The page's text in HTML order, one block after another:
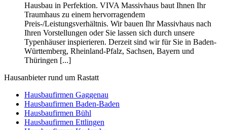
Hausbau in Perfektion. VIVA Massivhaus baut Ihnen Ihr
Traumhaus zu einem hervorragendem
Preis-/Leistungsverhältnis. Wir bauen Ihr Massivhaus nach
Ihren Vorstellungen oder Sie lassen sich durch unsere
Typenhäuser inspierieren. Derzeit sind wir für Sie in Baden-
Württemberg, Rheinland-Pfalz, Sachsen, Bayern und
Thüringen [...]
Hausanbieter rund um Rastatt
Hausbaufirmen Gaggenau
Hausbaufirmen Baden-Baden
Hausbaufirmen Bühl
Hausbaufirmen Ettlingen